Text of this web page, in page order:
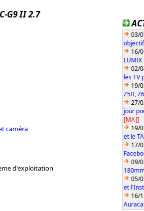
G9 II 2.7
caméra
d'exploitation
03/
16/
LUMIX
02/
les TV
19/
Z5II,
27/
jour
[MAJ]
19/
et le
17/
09/
05/
et
16/